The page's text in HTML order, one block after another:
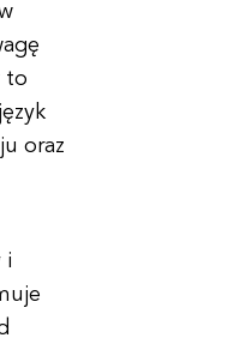
to
oraz
i